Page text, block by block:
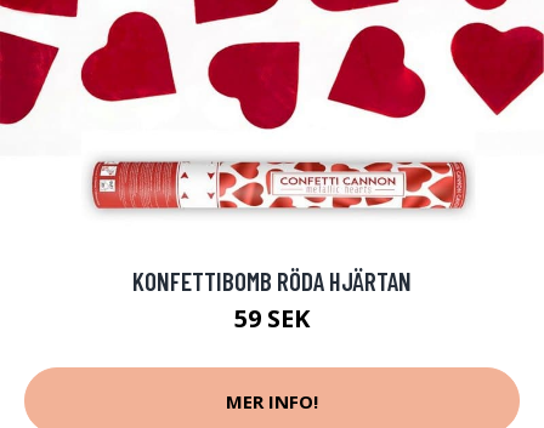
KONFETTIBOMB RÖDA HJÄRTAN
59 SEK
MER INFO!